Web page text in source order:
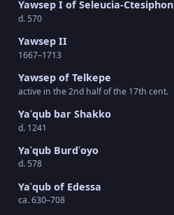
Yawsep I of Seleucia-Ctesiphon
d. 570
Yawsep II
1667–1713
Yawsep of Telkepe
active in the 2nd half of the 17th cent.
Yaʿqub bar Shakko
d. 1241
Yaʿqub Burdʿoyo
d. 578
Yaʿqub of Edessa
ca. 630–708